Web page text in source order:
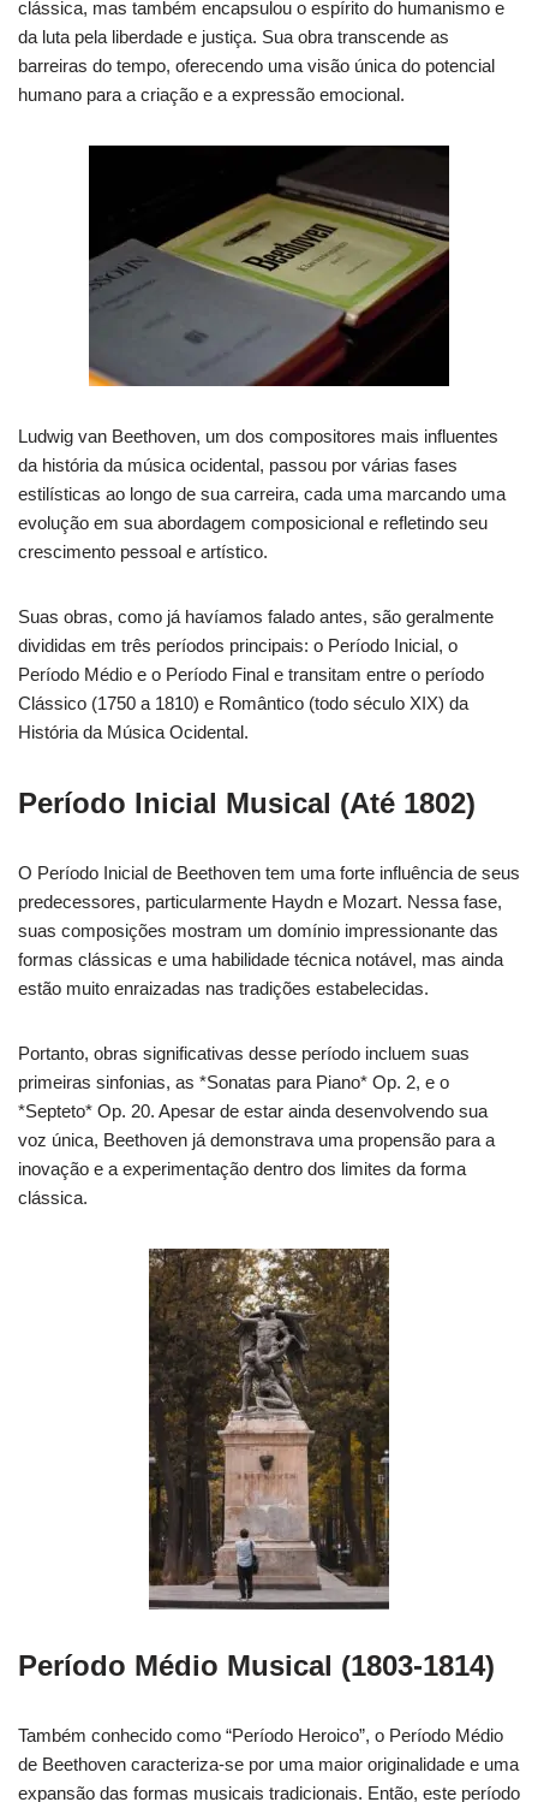
clássica, mas também encapsulou o espírito do humanismo e
da luta pela liberdade e justiça. Sua obra transcende as
barreiras do tempo, oferecendo uma visão única do potencial
humano para a criação e a expressão emocional.
Ludwig van Beethoven, um dos compositores mais influentes
da história da música ocidental, passou por várias fases
estilísticas ao longo de sua carreira, cada uma marcando uma
evolução em sua abordagem composicional e refletindo seu
crescimento pessoal e artístico.
Suas obras, como já havíamos falado antes, são geralmente
divididas em três períodos principais: o Período Inicial, o
Período Médio e o Período Final e transitam entre o período
Clássico (1750 a 1810) e Romântico (todo século XIX) da
História da Música Ocidental.
Período Inicial Musical (Até 1802)
O Período Inicial de Beethoven tem uma forte influência de seus
predecessores, particularmente Haydn e Mozart. Nessa fase,
suas composições mostram um domínio impressionante das
formas clássicas e uma habilidade técnica notável, mas ainda
estão muito enraizadas nas tradições estabelecidas.
Portanto, obras significativas desse período incluem suas
primeiras sinfonias, as *Sonatas para Piano* Op. 2, e o
*Septeto* Op. 20. Apesar de estar ainda desenvolvendo sua
voz única, Beethoven já demonstrava uma propensão para a
inovação e a experimentação dentro dos limites da forma
clássica.
Período Médio Musical (1803-1814)
Também conhecido como “Período Heroico”, o Período Médio
de Beethoven caracteriza-se por uma maior originalidade e uma
expansão das formas musicais tradicionais. Então, este período